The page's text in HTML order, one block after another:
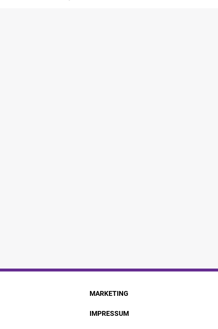
MARKETING
IMPRESSUM